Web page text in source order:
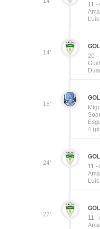
11 -
Luís
14'
20 -
16'
4
24'
11 -
Luís
27'
11 -